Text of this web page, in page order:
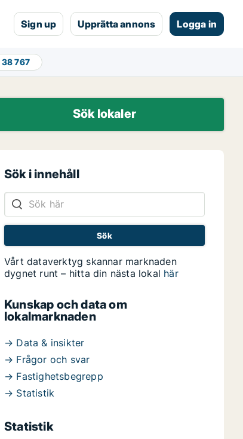
Sign up Upprätta annons Logga in
38 767
Sök lokaler
Sök i innehåll
Vårt dataverktyg skannar marknaden
dygnet runt – hitta din nästa lokal här
Kunskap och data om
lokalmarknaden
→ Data & insikter
→ Frågor och svar
→ Fastighetsbegrepp
→ Statistik
Statistik